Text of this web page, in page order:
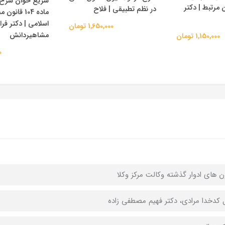
مرتبط | دکتر
1,150,000 تومان
در نظم تطبیقی | فلاح
1,650,000 تومان
ماده 104
اسلامی | دکتر
مشاهیردانش
های ادوار گذشته وکالت مرکز وکلا
کدخدا مرادی، دکتر فهیم مصطفی زاده